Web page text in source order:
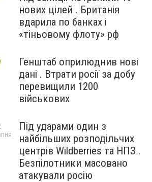
нових цілей . Британія
вдарила по банках і
«тіньовому флоту» рф
Генштаб оприлюднив нові
дані . Втрати росії за добу
перевищили 1200
військових
Під ударами один з
найбільших розподільчих
центрів Wildberries та НПЗ .
Безпілотники масовано
атакували росію